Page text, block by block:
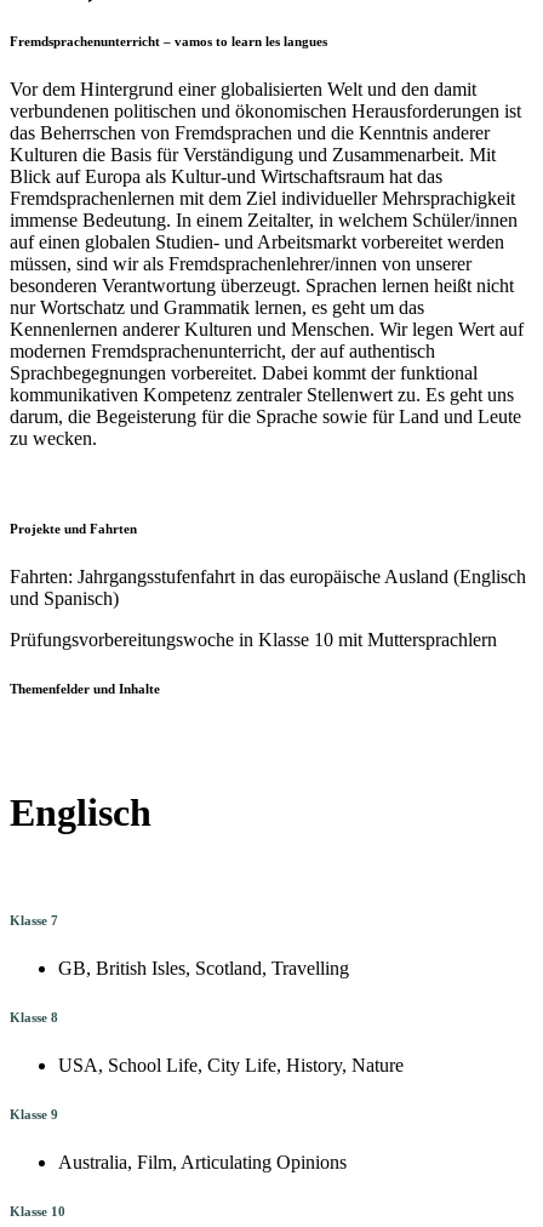
Fremdsprachenunterricht – vamos to learn les langues
Vor dem Hintergrund einer globalisierten Welt und den damit
verbundenen politischen und ökonomischen Herausforderungen ist
das Beherrschen von Fremdsprachen und die Kenntnis anderer
Kulturen die Basis für Verständigung und Zusammenarbeit. Mit
Blick auf Europa als Kultur-und Wirtschaftsraum hat das
Fremdsprachenlernen mit dem Ziel individueller Mehrsprachigkeit
immense Bedeutung. In einem Zeitalter, in welchem Schüler/innen
auf einen globalen Studien- und Arbeitsmarkt vorbereitet werden
müssen, sind wir als Fremdsprachenlehrer/innen von unserer
besonderen Verantwortung überzeugt. Sprachen lernen heißt nicht
nur Wortschatz und Grammatik lernen, es geht um das
Kennenlernen anderer Kulturen und Menschen. Wir legen Wert auf
modernen Fremdsprachenunterricht, der auf authentisch
Sprachbegegnungen vorbereitet. Dabei kommt der funktional
kommunikativen Kompetenz zentraler Stellenwert zu. Es geht uns
darum, die Begeisterung für die Sprache sowie für Land und Leute
zu wecken.
Projekte und Fahrten
Fahrten: Jahrgangsstufenfahrt in das europäische Ausland (Englisch
und Spanisch)
Prüfungsvorbereitungswoche in Klasse 10 mit Muttersprachlern
Themenfelder und Inhalte
Englisch
Klasse 7
GB, British Isles, Scotland, Travelling
Klasse 8
USA, School Life, City Life, History, Nature
Klasse 9
Australia, Film, Articulating Opinions
Klasse 10